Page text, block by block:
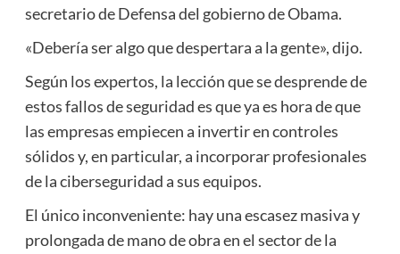
secretario de Defensa del gobierno de Obama.
«Debería ser algo que despertara a la gente», dijo.
Según los expertos, la lección que se desprende de
estos fallos de seguridad es que ya es hora de que
las empresas empiecen a invertir en controles
sólidos y, en particular, a incorporar profesionales
de la ciberseguridad a sus equipos.
El único inconveniente: hay una escasez masiva y
prolongada de mano de obra en el sector de la